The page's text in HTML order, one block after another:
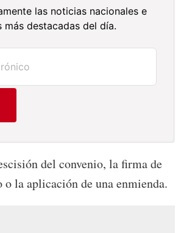
las noticias nacionales e
más destacadas del día.
del convenio, la firma de
o la aplicación de una enmienda.